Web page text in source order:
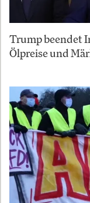
Trump beendet
Ölpreise und